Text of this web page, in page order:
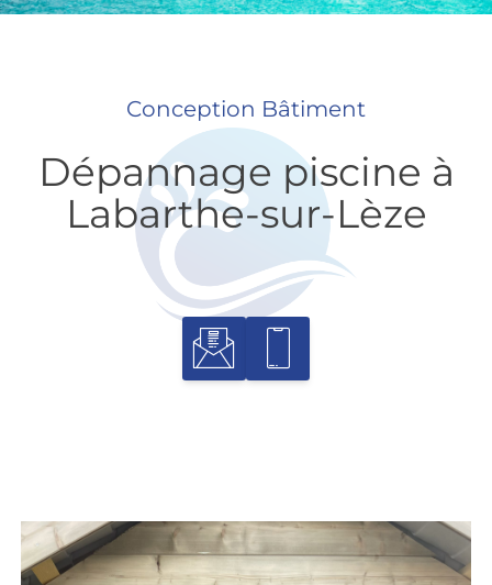
Conception Bâtiment
Dépannage piscine à
Labarthe-sur-Lèze